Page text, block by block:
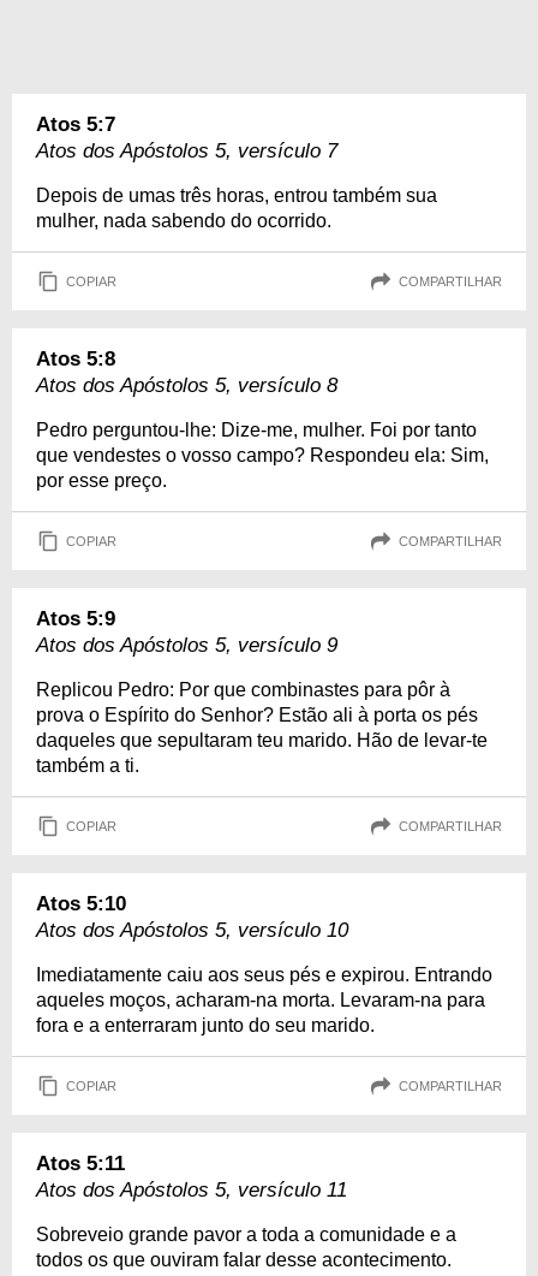
Atos 5:7
Atos dos Apóstolos 5, versículo 7
Depois de umas três horas, entrou também sua
mulher, nada sabendo do ocorrido.
COPIAR COMPARTILHAR
Atos 5:8
Atos dos Apóstolos 5, versículo 8
Pedro perguntou-lhe: Dize-me, mulher. Foi por tanto
que vendestes o vosso campo? Respondeu ela: Sim,
por esse preço.
COPIAR COMPARTILHAR
Atos 5:9
Atos dos Apóstolos 5, versículo 9
Replicou Pedro: Por que combinastes para pôr à
prova o Espírito do Senhor? Estão ali à porta os pés
daqueles que sepultaram teu marido. Hão de levar-te
também a ti.
COPIAR COMPARTILHAR
Atos 5:10
Atos dos Apóstolos 5, versículo 10
Imediatamente caiu aos seus pés e expirou. Entrando
aqueles moços, acharam-na morta. Levaram-na para
fora e a enterraram junto do seu marido.
COPIAR COMPARTILHAR
Atos 5:11
Atos dos Apóstolos 5, versículo 11
Sobreveio grande pavor a toda a comunidade e a
todos os que ouviram falar desse acontecimento.